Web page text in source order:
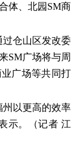
体、北园SM商
仓山区发改委
SM广场将与周
业广场等共同打
州以更高的效率
示。（记者 江